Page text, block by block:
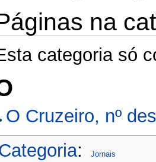
na
categoria só
O Cruzeiro, nº
: Jornais